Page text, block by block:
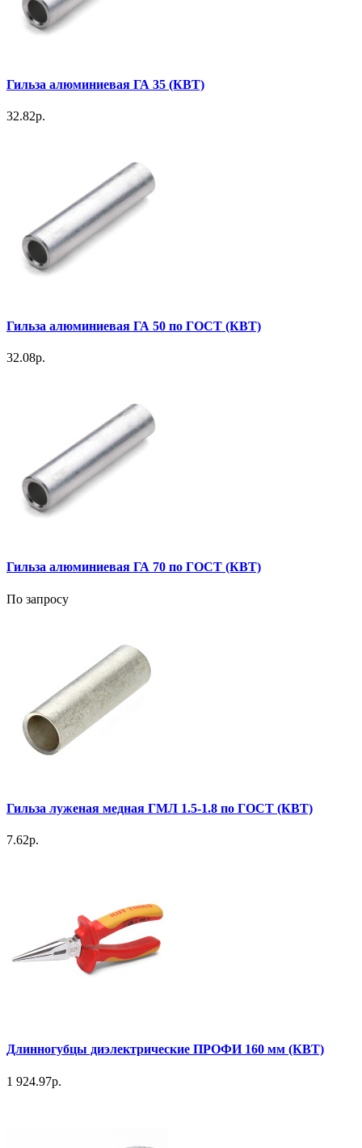
Гильза алюминиевая ГА 35 (КВТ)
32.82р.
Гильза алюминиевая ГА 50 по ГОСТ (КВТ)
32.08р.
Гильза алюминиевая ГА 70 по ГОСТ (КВТ)
По запросу
Гильза луженая медная ГМЛ 1.5-1.8 по ГОСТ (КВТ)
7.62р.
Длинногубцы диэлектрические ПРОФИ 160 мм (КВТ)
1 924.97р.